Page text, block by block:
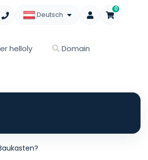
Deutsch
0
helloly Domain